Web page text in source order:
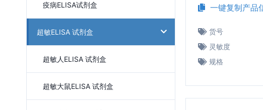
一键复制产品
货号
灵敏度
规格
疫病ELISA试剂盒
超敏ELISA 试剂盒
超敏人ELISA 试剂盒
超敏大鼠ELISA 试剂盒